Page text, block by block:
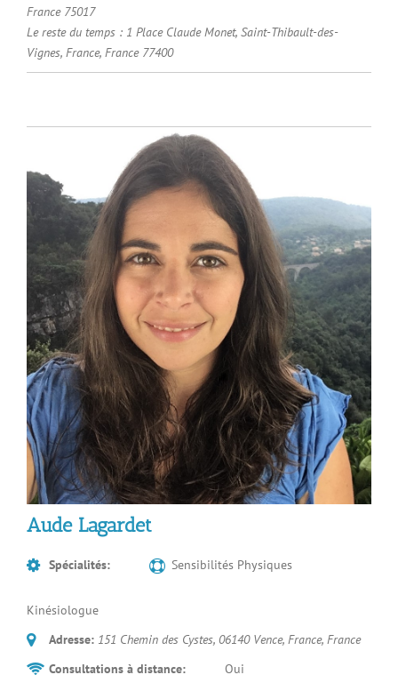
France 75017
Le reste du temps : 1 Place Claude Monet, Saint-Thibault-des-
Vignes, France, France 77400
Aude Lagardet
Spécialités: Sensibilités Physiques
Kinésiologue
Adresse: 151 Chemin des Cystes, 06140 Vence, France, France
Consultations à distance:
Oui